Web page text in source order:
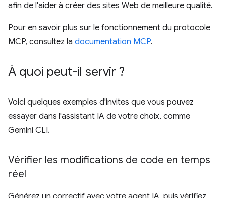
afin de l'aider à créer des sites Web de meilleure qualité.
Pour en savoir plus sur le fonctionnement du protocole
MCP, consultez la documentation MCP.
À quoi peut-il servir ?
Voici quelques exemples d'invites que vous pouvez
essayer dans l'assistant IA de votre choix, comme
Gemini CLI.
Vérifier les modifications de code en temps
réel